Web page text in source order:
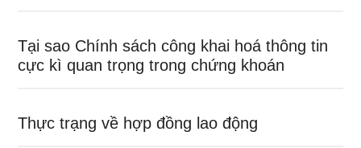
Tại sao Chính sách công khai hoá thông tin
cực kì quan trọng trong chứng khoán
Thực trạng về hợp đồng lao động